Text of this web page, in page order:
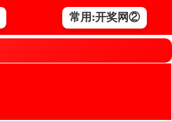
常用:开奖网②